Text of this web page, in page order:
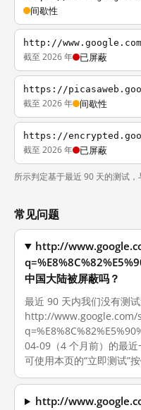
间歇性
http://
截至 2026 年 已屏蔽
https://
截至 2026 年 间歇性
https://
截至 2026 年 已屏蔽
所示判定基于最近 90 天的测试，
常见问题
http://
中国大陆被屏蔽吗？
最近 90 天内我们没有测
http://www.google.com/
04-09（4 个月前）的最近
可使用本页的“立即测试”
http://